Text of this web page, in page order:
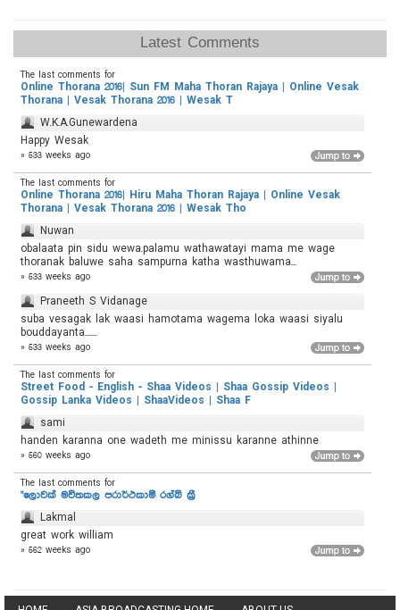
Latest Comments
The last comments for
Online Thorana 2016| Sun FM Maha Thoran Rajaya | Online Vesak
Thorana | Vesak Thorana 2016 | Wesak T
W.K.A.Gunewardena
Happy Wesak
» 533 weeks ago
The last comments for
Online Thorana 2016| Hiru Maha Thoran Rajaya | Online Vesak
Thorana | Vesak Thorana 2016 | Wesak Tho
Nuwan
obalaata pin sidu wewa.palamu wathawatayi mama me wage
thoranak baluwe saha sampurna katha wasthuwama...
» 533 weeks ago
Praneeth S Vidanage
suba vesagak lak waasi hamotama wagema loka waasi siyalu
bouddayanta.......
» 533 weeks ago
The last comments for
Street Food - English - Shaa Videos | Shaa Gossip Videos |
Gossip Lanka Videos | ShaaVideos | Shaa F
sami
handen karanna one wadeth me minissu karanne athinne
» 560 weeks ago
The last comments for
"ලොවක් මවිතකල පරාර්ථකාමී රග්බි ක්‍රී
Lakmal
great work william
» 562 weeks ago